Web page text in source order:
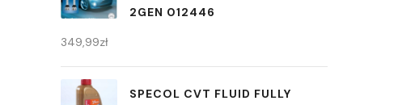
2GEN 012446
349,99zł
SPECOL CVT FLUID FULLY